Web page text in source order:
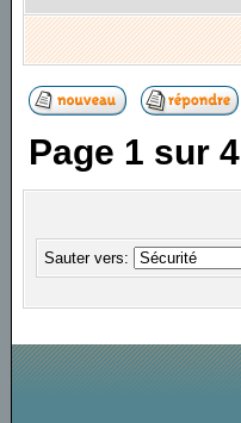
Page 1 sur4
Sauter vers: